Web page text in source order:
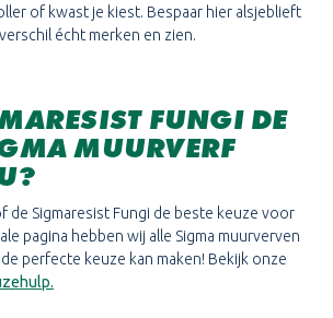
of kwast je kiest. Bespaar hier alsjeblieft
écht merken en zien.
FUNGI DE
MUURVERF
de Sigmaresist Fungi de beste keuze voor
pagina hebben wij alle Sigma muurverven
perfecte keuze kan maken! Bekijk onze